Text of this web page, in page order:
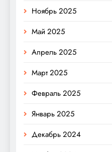
Ноябрь 2025
Май 2025
Апрель 2025
Март 2025
Февраль 2025
Январь 2025
Декабрь 2024